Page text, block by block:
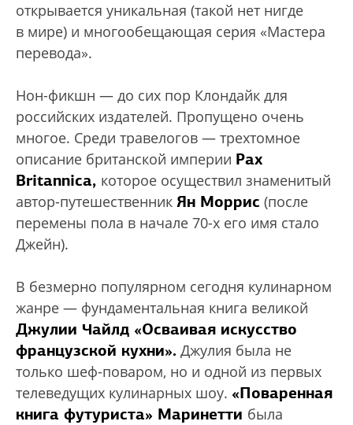
открывается уникальная (такой нет нигде
в мире) и многообещающая серия «Мастера
перевода».
Нон-фикшн — до сих пор Клондайк для
российских издателей. Пропущено очень
многое. Среди травелогов — трехтомное
описание британской империи Pax
Britannica, которое осуществил знаменитый
автор-путешественник Ян Моррис (после
перемены пола в начале 70-х его имя стало
Джейн).
В безмерно популярном сегодня кулинарном
жанре — фундаментальная книга великой
Джулии Чайлд «Осваивая искусство
французской кухни». Джулия была не
только шеф-поваром, но и одной из первых
телеведущих кулинарных шоу. «Поваренная
книга футуриста» Маринетти была